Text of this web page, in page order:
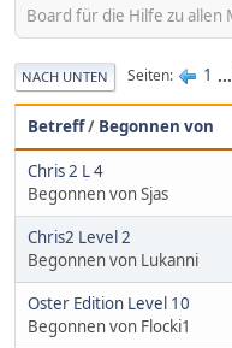
Board für die Hilfe zu allen
NACH UNTEN Seiten 1 ...
Betreff/ Begonnen von
Chris 2 L 4
Begonnen von Sjas
Chris2 Level 2
Begonnen von Lukanni
Oster Edition Level 10
Begonnen von Flocki1